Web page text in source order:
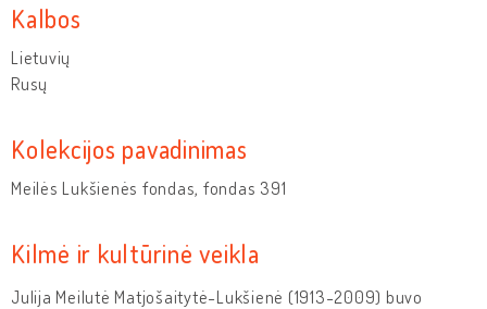
Kalbos
Lietuvių
Rusų
Kolekcijos pavadinimas
Meilės Lukšienės fondas, fondas 391
Kilmė ir kultūrinė veikla
Julija Meilutė Matjošaitytė-Lukšienė (1913-2009) buvo